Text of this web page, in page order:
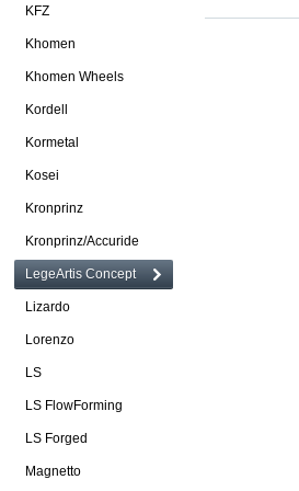
KFZ
Khomen
Khomen Wheels
Kordell
Kormetal
Kosei
Kronprinz
Kronprinz/Accuride
LegeArtis Concept
Lizardo
Lorenzo
LS
LS FlowForming
LS Forged
Magnetto